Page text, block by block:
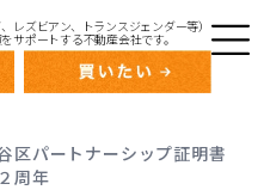
レズビアン、トランスジェンダー等）
サポートする不動産会社です。
区パートナーシップ証明書
周年